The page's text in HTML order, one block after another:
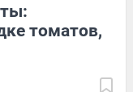
томатов,